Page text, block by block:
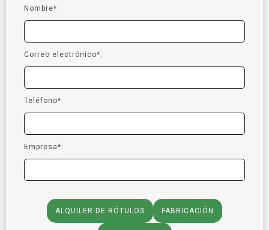
Nombre*:
Correo electrónico*:
Teléfono*:
Empresa*:
ALQUILER DE RÓTULOS FABRICACIÓN